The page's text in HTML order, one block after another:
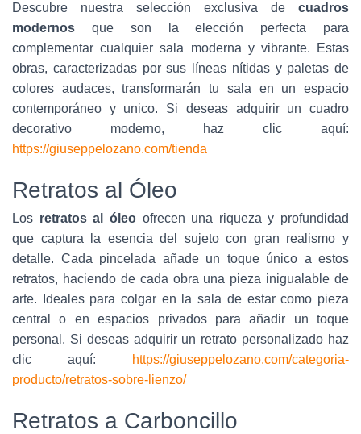
Descubre nuestra selección exclusiva de cuadros
modernos que son la elección perfecta para
complementar cualquier sala moderna y vibrante. Estas
obras, caracterizadas por sus líneas nítidas y paletas de
colores audaces, transformarán tu sala en un espacio
contemporáneo y unico. Si deseas adquirir un cuadro
decorativo moderno, haz clic aquí:
https://giuseppelozano.com/tienda
Retratos al Óleo
Los retratos al óleoofrecen una riqueza y profundidad
que captura la esencia del sujeto con gran realismo y
detalle. Cada pincelada añade un toque único a estos
retratos, haciendo de cada obra una pieza inigualable de
arte. Ideales para colgar en la sala de estar como pieza
central o en espacios privados para añadir un toque
personal. Si deseas adquirir un retrato personalizado haz
clic aquí:
https://giuseppelozano.com/categoria-
producto/retratos-sobre-lienzo/
Retratos a Carboncillo